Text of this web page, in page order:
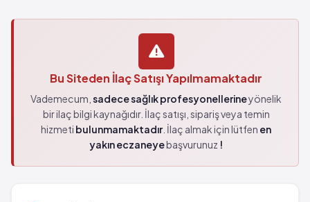
Bu Siteden İlaç Satışı Yapılmamaktadır
Vademecum, sadece sağlık profesyonellerineyönelik
bir ilaç bilgi kaynağıdır. İlaç satışı, sipariş veya temin
hizmeti bulunmamaktadır. İlaç almak için lütfen en
yakın eczaneyebaşvurunuz !